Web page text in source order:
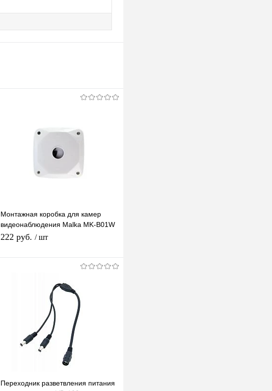
Монтажная коробка для камер
видеонаблюдения Malka MK-B01W
распределительная для монтажа
222 руб. / шт
Купить в 1 клик К сравнению
В избранное В наличии
Переходник разветвления питания